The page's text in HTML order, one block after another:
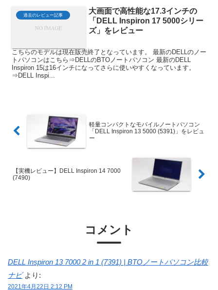
過去のレビュー記事
大画面で高性能な17.3インチの
「DELL Inspiron 17 5000シリー
ズ」をレビュー
こちらのモデルは現在販売終了となっています。 最新のDELLのノー
トパソコンはこちら⇒DELLのBTOノートパソコン 最新のDELL
Inspiron 15は16インチになってさらに使いやすくなっています。
⇒DELL Inspi...
軽量コンパクトなモバイルノートパソコン
「DELL Inspiron 13 5000 (5391)」をレビュ
ー
【実機レビュー】DELL Inspiron 14 7000
(7490)
コメント
DELL Inspiron 13 7000 2 in 1 (7391) | BTOノートパソコン比較
ナビ より:
2021年4月22日 2:12 PM